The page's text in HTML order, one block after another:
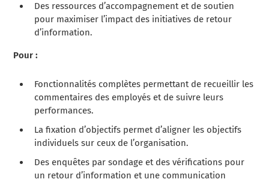
Des ressources d’accompagnement et de soutien
pour maximiser l’impact des initiatives de retour
d’information.
Pour :
Fonctionnalités complètes permettant de recueillir les
commentaires des employés et de suivre leurs
performances.
La fixation d’objectifs permet d’aligner les objectifs
individuels sur ceux de l’organisation.
Des enquêtes par sondage et des vérifications pour
un retour d’information et une communication